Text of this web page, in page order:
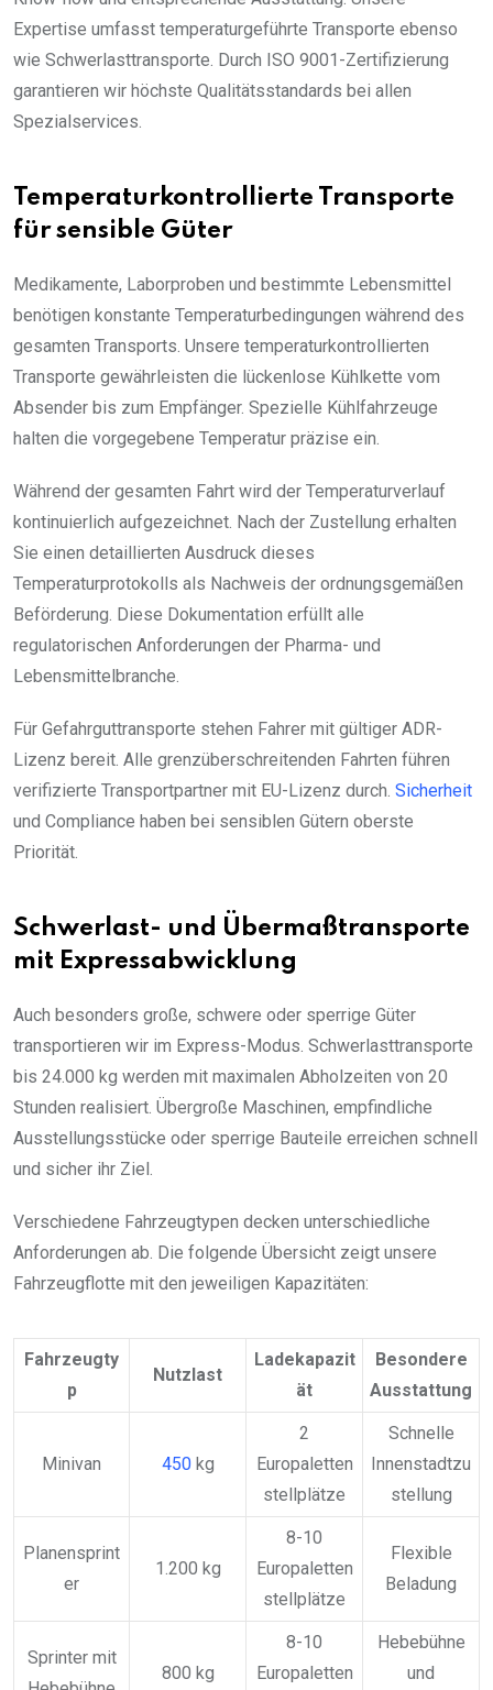
Expertise umfasst temperaturgeführte Transporte ebenso
wie Schwerlasttransporte. Durch ISO 9001-Zertifizierung
garantieren wir höchste Qualitätsstandards bei allen
Spezialservices.
Temperaturkontrollierte Transporte
für sensible Güter
Medikamente, Laborproben und bestimmte Lebensmittel
benötigen konstante Temperaturbedingungen während des
gesamten Transports. Unsere temperaturkontrollierten
Transporte gewährleisten die lückenlose Kühlkette vom
Absender bis zum Empfänger. Spezielle Kühlfahrzeuge
halten die vorgegebene Temperatur präzise ein.
Während der gesamten Fahrt wird der Temperaturverlauf
kontinuierlich aufgezeichnet. Nach der Zustellung erhalten
Sie einen detaillierten Ausdruck dieses
Temperaturprotokolls als Nachweis der ordnungsgemäßen
Beförderung. Diese Dokumentation erfüllt alle
regulatorischen Anforderungen der Pharma- und
Lebensmittelbranche.
Für Gefahrguttransporte stehen Fahrer mit gültiger ADR-
Lizenz bereit. Alle grenzüberschreitenden Fahrten führen
verifizierte Transportpartner mit EU-Lizenz durch. Sicherheit
und Compliance haben bei sensiblen Gütern oberste
Priorität.
Schwerlast- und Übermaßtransporte
mit Expressabwicklung
Auch besonders große, schwere oder sperrige Güter
transportieren wir im Express-Modus. Schwerlasttransporte
bis 24.000 kg werden mit maximalen Abholzeiten von 20
Stunden realisiert. Übergroße Maschinen, empfindliche
Ausstellungsstücke oder sperrige Bauteile erreichen schnell
und sicher ihr Ziel.
Verschiedene Fahrzeugtypen decken unterschiedliche
Anforderungen ab. Die folgende Übersicht zeigt unsere
Fahrzeugflotte mit den jeweiligen Kapazitäten:
Fahrzeugty
p
Nutzlast
Ladekapazit
ät
Besondere
Ausstattung
Minivan 450kg
2
Europaletten
stellplätze
Schnelle
Innenstadtzu
stellung
Planensprint
er
1.200 kg
8-10
Europaletten
stellplätze
Flexible
Beladung
Sprinter mit
800 kg
8-10
Europaletten
Hebebühne
und